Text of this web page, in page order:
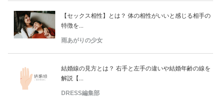
【セックス相性】とは？ 体の相性がいいと感じる相手の
特徴を...
雨あがりの少女
結婚線の見方とは？ 右手と左手の違いや結婚年齢の線を
解説【...
DRESS編集部